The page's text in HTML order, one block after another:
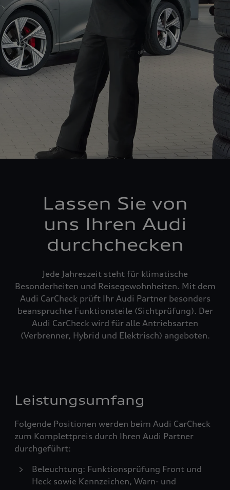
Lassen Sie von
uns Ihren Audi
durchchecken
Jede Jahreszeit steht für klimatische
Besonderheiten und Reisegewohnheiten. Mit dem
Audi CarCheck prüft Ihr Audi Partner besonders
beanspruchte Funktionsteile (Sichtprüfung). Der
Audi CarCheck wird für alle Antriebsarten
(Verbrenner, Hybrid und Elektrisch) angeboten.
Leistungsumfang
Folgende Positionen werden beim Audi CarCheck
zum Komplettpreis durch Ihren Audi Partner
durchgeführt:
Beleuchtung: Funktionsprüfung Front und
Heck sowie Kennzeichen, Warn- und